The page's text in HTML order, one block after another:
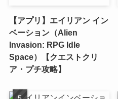
【アプリ】エイリアン イン
ベーション（Alien
Invasion: RPG Idle
Space）【クエストクリ
ア・プチ攻略】